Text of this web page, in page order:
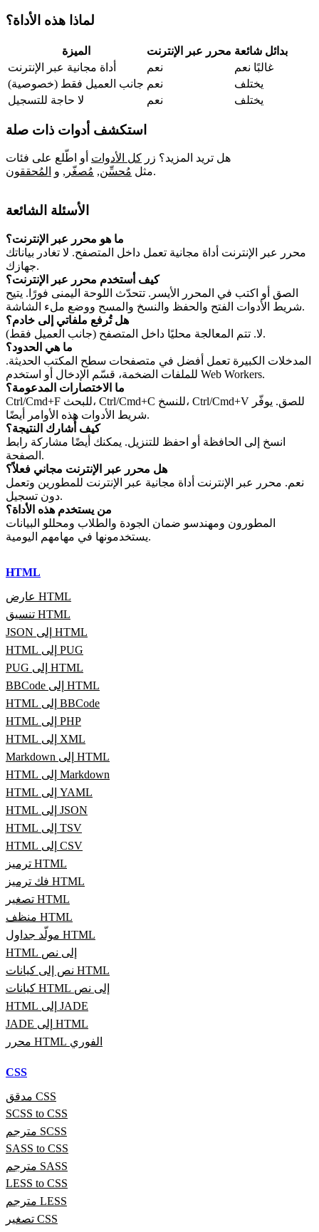
لماذا هذه الأداة؟
الميزة محرر عبر الإنترنت بدائل شائعة
أداة مجانية عبر الإنترنت
نعم
غالبًا نعم
جانب العميل فقط (خصوصية) نعم
يختلف
لا حاجة للتسجيل
نعم يختلف
استكشف أدوات ذات صلة
هل تريد المزيد؟ زر كل الأدوات أو اطّلع على فئات
مثل مُحسِّن, مُصغّر , و المُحققون .
الأسئلة الشائعة
ما هو محرر عبر الإنترنت؟
محرر عبر الإنترنت أداة مجانية تعمل داخل المتصفح. لا تغادر بياناتك
جهازك.
كيف أستخدم محرر عبر الإنترنت؟
الصق أو اكتب في المحرر الأيسر. تتحدّث اللوحة اليمنى فورًا. يتيح
شريط الأدوات الفتح والحفظ والنسخ والمسح ووضع ملء الشاشة.
هل تُرفع ملفاتي إلى خادم؟
لا. تتم المعالجة محليًا داخل المتصفح (جانب العميل فقط).
ما هي الحدود؟
المدخلات الكبيرة تعمل أفضل في متصفحات سطح المكتب الحديثة.
للملفات الضخمة، قسّم الإدخال أو استخدم Web Workers.
ما الاختصارات المدعومة؟
Ctrl/Cmd+F للبحث، Ctrl/Cmd+C للنسخ، Ctrl/Cmd+V للصق. يوفّر
شريط الأدوات هذه الأوامر أيضًا.
كيف أُشارك النتيجة؟
انسخ إلى الحافظة أو احفظ للتنزيل. يمكنك أيضًا مشاركة رابط
الصفحة.
هل محرر عبر الإنترنت مجاني فعلاً؟
نعم. محرر عبر الإنترنت أداة مجانية عبر الإنترنت للمطورين وتعمل
دون تسجيل.
من يستخدم هذه الأداة؟
المطورون ومهندسو ضمان الجودة والطلاب ومحللو البيانات
يستخدمونها في مهامهم اليومية.
HTML
عارض HTML
تنسيق HTML
JSON إلى HTML
HTML إلى PUG
PUG إلى HTML
BBCode إلى HTML
HTML إلى BBCode
HTML إلى PHP
HTML إلى XML
Markdown إلى HTML
HTML إلى Markdown
HTML إلى YAML
HTML إلى JSON
HTML إلى TSV
HTML إلى CSV
ترميز HTML
فك ترميز HTML
تصغير HTML
منظف HTML
مولّد جداول HTML
HTML إلى نص
نص إلى كيانات HTML
كيانات HTML إلى نص
HTML إلى JADE
JADE إلى HTML
محرر HTML الفوري
CSS
مدقق CSS
SCSS to CSS
مترجم SCSS
SASS to CSS
مترجم SASS
LESS to CSS
مترجم LESS
تصغير CSS